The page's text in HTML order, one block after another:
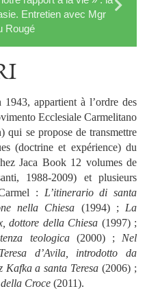
Entretien avec Mgr
Rougé
appartient à l’ordre des
Ecclesiale Carmelitano
qui se propose de transmettre
(doctrine et expérience) du
Jaca Book 12 volumes de
1988-2009) et plusieurs
: L’itinerario di santa
nella Chiesa (1994) ; La
dottore della Chiesa (1997) ;
teologica (2000) ; Nel
d’Avila, introdotto da
Kafka a santa Teresa (2006) ;
Croce (2011).